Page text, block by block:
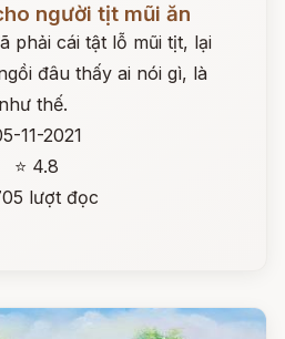
người tịt mũi ăn
phải cái tật lỗ mũi tịt, lại
đâu thấy ai nói gì, là
thế.
11-2021
⭐ 4.8
lượt đọc